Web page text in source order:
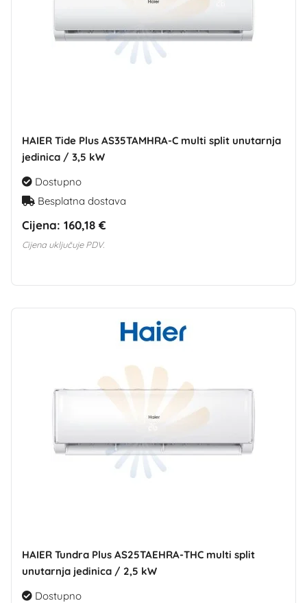
HAIER Tide Plus AS35TAMHRA-C multi split unutarnja
jedinica / 3,5 kW
Dostupno
Besplatna dostava
Cijena: 160,18 €
Cijena uključuje PDV.
HAIER Tundra Plus AS25TAEHRA-THC multi split
unutarnja jedinica / 2,5 kW
Dostupno